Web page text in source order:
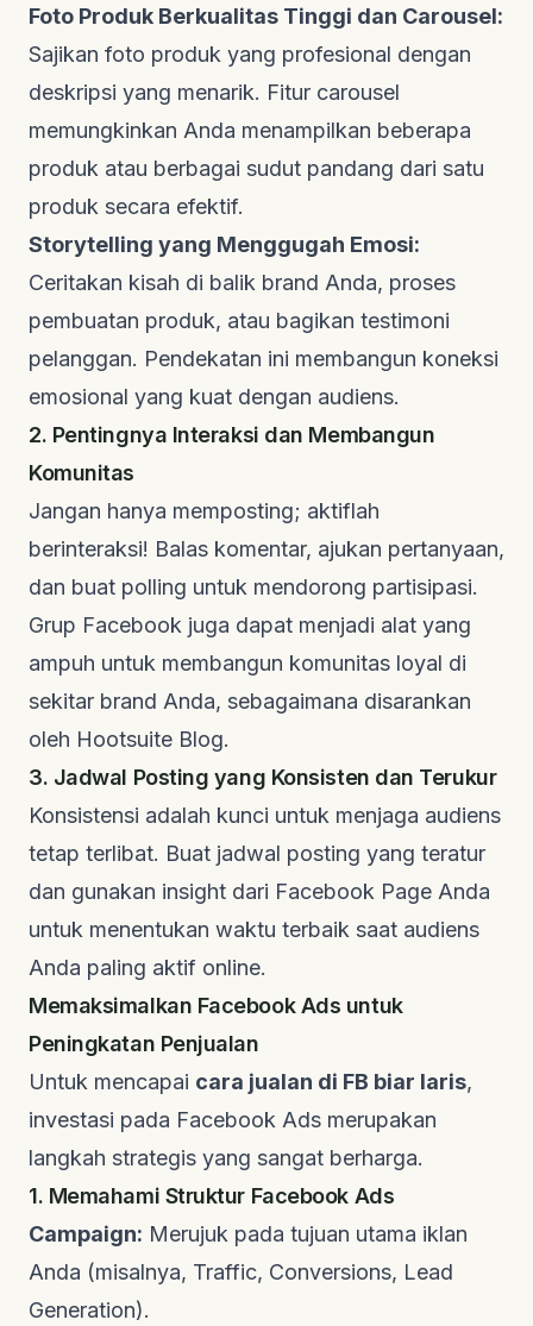
Foto Produk Berkualitas Tinggi dan Carousel:
Sajikan foto produk yang profesional dengan
deskripsi yang menarik. Fitur carousel
memungkinkan Anda menampilkan beberapa
produk atau berbagai sudut pandang dari satu
produk secara efektif.
Storytelling yang Menggugah Emosi:
Ceritakan kisah di balik brand Anda, proses
pembuatan produk, atau bagikan testimoni
pelanggan. Pendekatan ini membangun koneksi
emosional yang kuat dengan audiens.
2. Pentingnya Interaksi dan Membangun
Komunitas
Jangan hanya memposting; aktiflah
berinteraksi! Balas komentar, ajukan pertanyaan,
dan buat polling untuk mendorong partisipasi.
Grup Facebook juga dapat menjadi alat yang
ampuh untuk membangun komunitas loyal di
sekitar brand Anda, sebagaimana disarankan
oleh Hootsuite Blog.
3. Jadwal Posting yang Konsisten dan Terukur
Konsistensi adalah kunci untuk menjaga audiens
tetap terlibat. Buat jadwal posting yang teratur
dan gunakan insight dari Facebook Page Anda
untuk menentukan waktu terbaik saat audiens
Anda paling aktif online.
Memaksimalkan Facebook Ads untuk
Peningkatan Penjualan
Untuk mencapai cara jualan di FB biar laris,
investasi pada Facebook Ads merupakan
langkah strategis yang sangat berharga.
1. Memahami Struktur Facebook Ads
Campaign: Merujuk pada tujuan utama iklan
Anda (misalnya, Traffic, Conversions, Lead
Generation).